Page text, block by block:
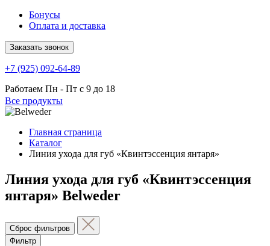
Бонусы
Оплата и доставка
Заказать звонок
+7 (925) 092-64-89
Работаем Пн - Пт с 9 до 18
Все продукты
Главная страница
Каталог
Линия ухода для губ «Квинтэссенция янтаря»
Линия ухода для губ «Квинтэссенция
янтаря» Belweder
Фильтр